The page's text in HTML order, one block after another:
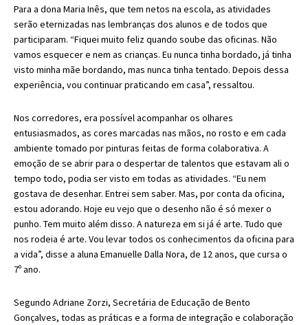
Para a dona Maria Inês, que tem netos na escola, as atividades
serão eternizadas nas lembranças dos alunos e de todos que
participaram. “Fiquei muito feliz quando soube das oficinas. Não
vamos esquecer e nem as crianças. Eu nunca tinha bordado, já tinha
visto minha mãe bordando, mas nunca tinha tentado. Depois dessa
experiência, vou continuar praticando em casa”, ressaltou.
Nos corredores, era possível acompanhar os olhares
entusiasmados, as cores marcadas nas mãos, no rosto e em cada
ambiente tomado por pinturas feitas de forma colaborativa. A
emoção de se abrir para o despertar de talentos que estavam ali o
tempo todo, podia ser visto em todas as atividades. “Eu nem
gostava de desenhar. Entrei sem saber. Mas, por conta da oficina,
estou adorando. Hoje eu vejo que o desenho não é só mexer o
punho. Tem muito além disso. A natureza em si já é arte. Tudo que
nos rodeia é arte. Vou levar todos os conhecimentos da oficina para
a vida”, disse a aluna Emanuelle Dalla Nora, de 12 anos, que cursa o
7º ano.
Segundo Adriane Zorzi, Secretária de Educação de Bento
Gonçalves, todas as práticas e a forma de integração e colaboração